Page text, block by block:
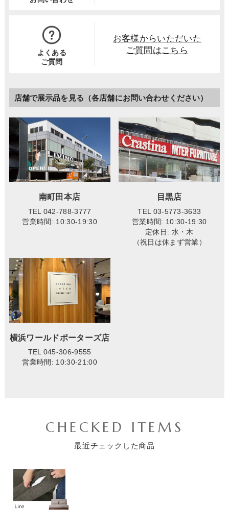
よくある
ご質問
お客様からいただいた
ご質問はこちら
店舗で展示品を見る（各店舗にお問い合わせください）
南町田本店
TEL 042-788-3777
営業時間: 10:30-19:30
目黒店
TEL 03-5773-3633
営業時間: 10:30-19:30
定休日: 水・木
（祝日は休まず営業）
横浜ワールドポーターズ店
TEL 045-306-9555
営業時間: 10:30-21:00
CHECKED ITEMS
最近チェックした商品